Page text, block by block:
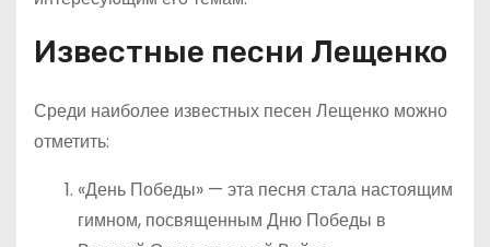
Известные песни Лещенко
Среди наиболее известных песен Лещенко можно
отметить:
«День Победы» — эта песня стала настоящим
гимном, посвященным Дню Победы в